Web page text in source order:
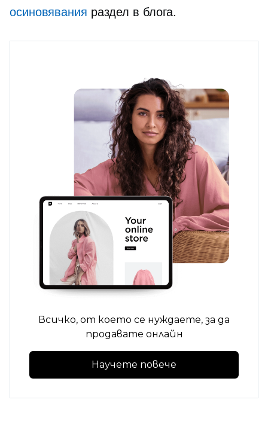
осиновявания раздел в блога.
Всичко, от което се нуждаете, за да
продавате онлайн
Научете повече